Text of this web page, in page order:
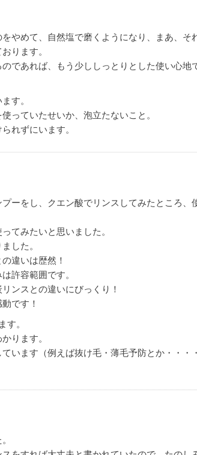
やめて、自然塩で磨くようになり、まあ、そ
ります。
であれば、もう少ししっとりとした使い心地
す。
っていたせいか、泡立たないこと。
れずにいます。
ーをし、クエン酸でリンスしてみたところ、
てみたいと思いました。
した。
違いは歴然！
許容範囲です。
ンスとの違いにびっくり！
です！
す。
ります。
います（例えば抜け毛・薄毛予防とか・・・